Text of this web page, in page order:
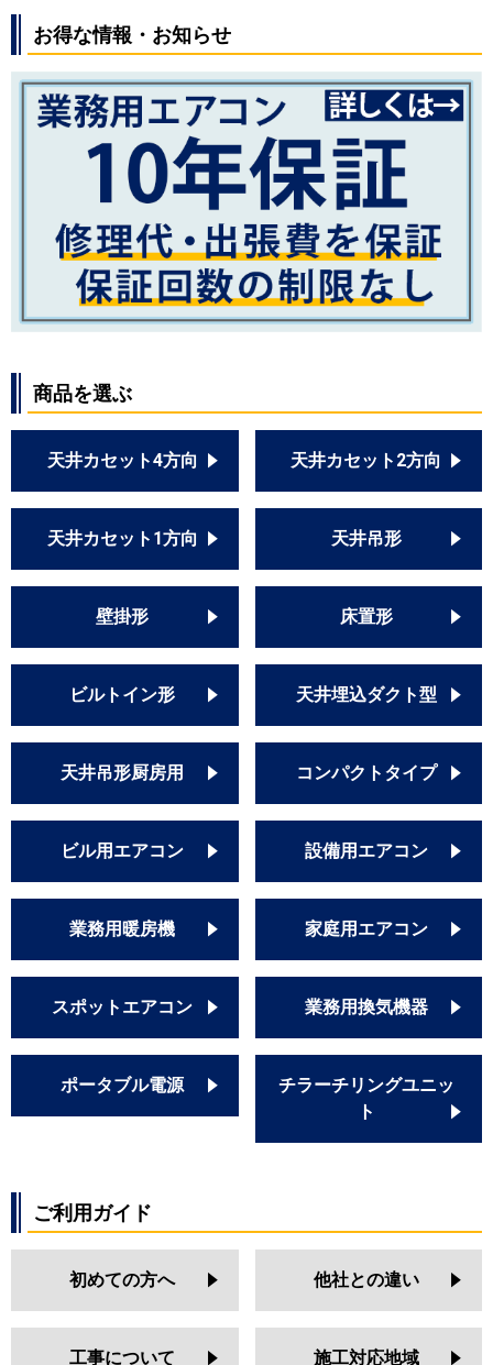
お得な情報・お知らせ
商品を選ぶ
天井カセット4方向 天井カセット2方向
天井カセット1方向 天井吊形
壁掛形 床置形
ビルトイン形 天井埋込ダクト型
天井吊形厨房用 コンパクトタイプ
ビル用エアコン 設備用エアコン
業務用暖房機 家庭用エアコン
スポットエアコン 業務用換気機器
ポータブル電源
チラーチリングユニッ
ト
ご利用ガイド
初めての方へ 他社との違い
工事について 施工対応地域